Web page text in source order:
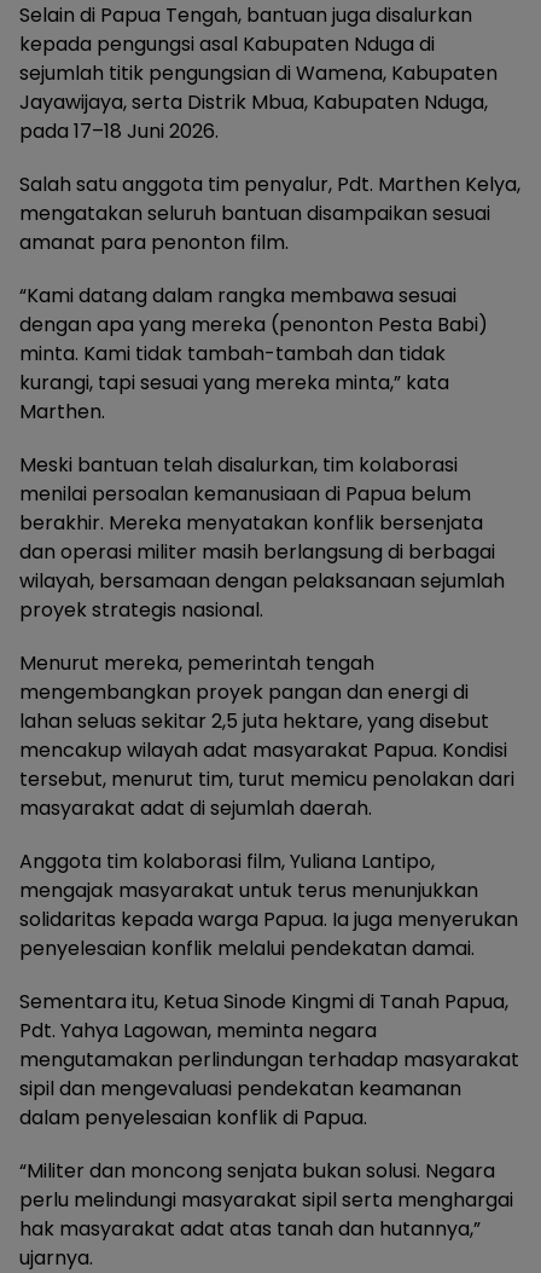
Selain di Papua Tengah, bantuan juga disalurkan
kepada pengungsi asal Kabupaten Nduga di
sejumlah titik pengungsian di Wamena, Kabupaten
Jayawijaya, serta Distrik Mbua, Kabupaten Nduga,
pada 17–18 Juni 2026.
Salah satu anggota tim penyalur, Pdt. Marthen Kelya,
mengatakan seluruh bantuan disampaikan sesuai
amanat para penonton film.
“Kami datang dalam rangka membawa sesuai
dengan apa yang mereka (penonton Pesta Babi)
minta. Kami tidak tambah-tambah dan tidak
kurangi, tapi sesuai yang mereka minta,” kata
Marthen.
Meski bantuan telah disalurkan, tim kolaborasi
menilai persoalan kemanusiaan di Papua belum
berakhir. Mereka menyatakan konflik bersenjata
dan operasi militer masih berlangsung di berbagai
wilayah, bersamaan dengan pelaksanaan sejumlah
proyek strategis nasional.
Menurut mereka, pemerintah tengah
mengembangkan proyek pangan dan energi di
lahan seluas sekitar 2,5 juta hektare, yang disebut
mencakup wilayah adat masyarakat Papua. Kondisi
tersebut, menurut tim, turut memicu penolakan dari
masyarakat adat di sejumlah daerah.
Anggota tim kolaborasi film, Yuliana Lantipo,
mengajak masyarakat untuk terus menunjukkan
solidaritas kepada warga Papua. Ia juga menyerukan
penyelesaian konflik melalui pendekatan damai.
Sementara itu, Ketua Sinode Kingmi di Tanah Papua,
Pdt. Yahya Lagowan, meminta negara
mengutamakan perlindungan terhadap masyarakat
sipil dan mengevaluasi pendekatan keamanan
dalam penyelesaian konflik di Papua.
“Militer dan moncong senjata bukan solusi. Negara
perlu melindungi masyarakat sipil serta menghargai
hak masyarakat adat atas tanah dan hutannya,”
ujarnya.